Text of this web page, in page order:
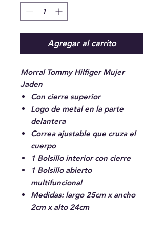
Agregar al carrito
Morral Tommy Hilfiger Mujer
Jaden
Con cierre superior
Logo de metal en la parte
delantera
Correa ajustable que cruza el
cuerpo
1 Bolsillo interior con cierre
1 Bolsillo abierto
multifuncional
Medidas: largo 25cm x ancho
2cm x alto 24cm